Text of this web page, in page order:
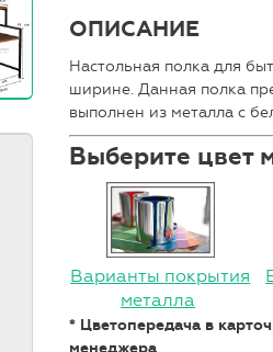
ОПИСАНИЕ
Настольная полка для
ширине. Данная полка
выполнен из металла с
Выберите цвет
Варианты покрытия
металла
* Цветопередача в